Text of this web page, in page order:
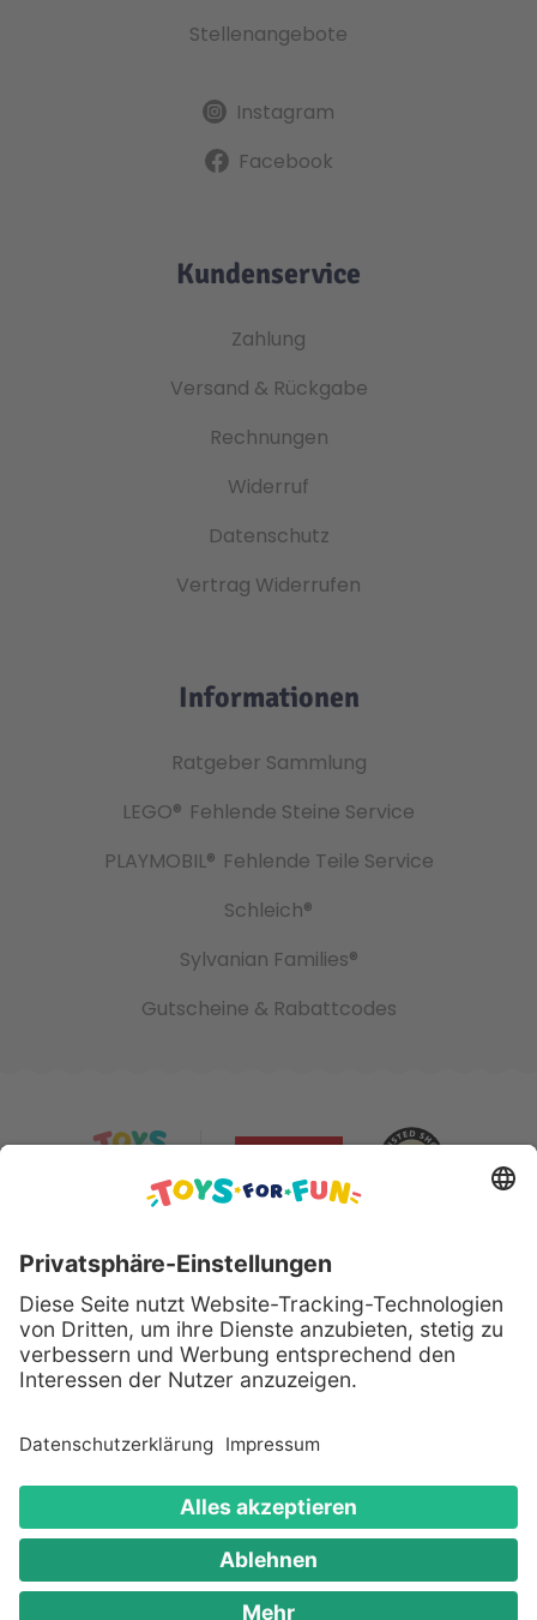
Stellenangebote
Instagram
Facebook
Kundenservice
Zahlung
Versand & Rückgabe
Rechnungen
Widerruf
Datenschutz
Vertrag Widerrufen
Informationen
Ratgeber Sammlung
LEGO® Fehlende Steine Service
PLAYMOBIL® Fehlende Teile Service
Schleich®
Sylvanian Families®
Gutscheine & Rabattcodes
Sicher bezahlen mit:
Alle genannten Produkte und Logos sind eingetragene
Warenzeichen der jeweiligen Hersteller.
Copyright © 2008 - 2026 Toys for Fun GmbH - Alle
Rechte vorbehalten